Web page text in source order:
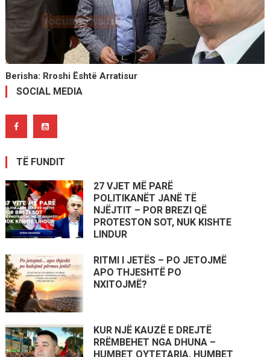
Berisha: Rroshi Është Arratisur
SOCIAL MEDIA
TË FUNDIT
27 VJET MË PARË
POLITIKANËT JANË TË
NJËJTIT – POR BREZI QË
PROTESTON SOT, NUK KISHTE
LINDUR
RITMI I JETËS – PO JETOJMË
APO THJESHTË PO
NXITOJMË?
KUR NJË KAUZË E DREJTË
RRËMBEHET NGA DHUNA –
HUMBET QYTETARIA, HUMBET